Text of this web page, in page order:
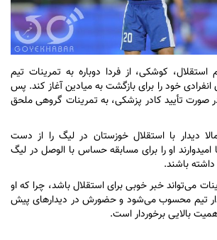
استقلال، کوشکی، از فردا دوباره به تمرینات تیم
خود را برای بازگشت به میادین آغاز کند. پس
صورت تأیید کادر پزشکی، به تمرینات گروهی ملحق
دیدار با استقلال خوزستان در لیگ را از دست
امیدوارند او را برای مسابقه حساس با الوصل در لیگ
داشته باشند.
می‌تواند خبر خوبی برای استقلال باشد، چرا که او
تیم محسوب می‌شود و حضورش در دیدار‌های پیش
بالایی برخوردار است.